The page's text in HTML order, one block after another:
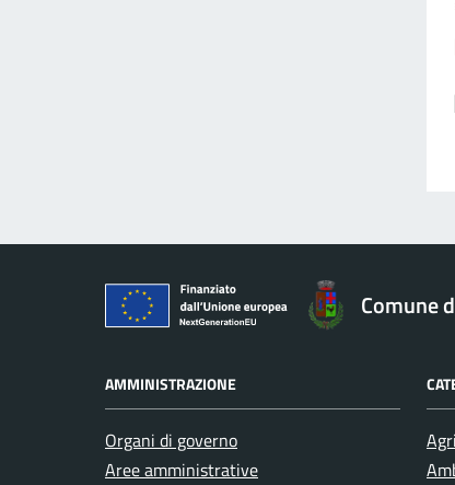
Imposte
Imprese
Inquinamento
Integrazione sociale
Comune
AMMINISTRAZIONE
Organi di governo
Aree amministrative